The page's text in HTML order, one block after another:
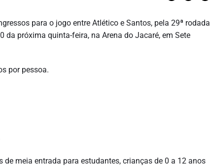
para o jogo entre Atlético e Santos, pela 29ª rodada
próxima quinta-feira, na Arena do Jacaré, em Sete
por pessoa.
de meia entrada para estudantes, crianças de 0 a 12 anos